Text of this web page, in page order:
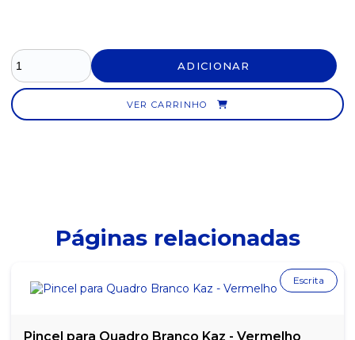
ADICIONAR
VER CARRINHO
Páginas relacionadas
Pincel para Quadro Branco Kaz - Vermelho
Escrita